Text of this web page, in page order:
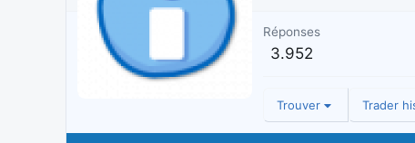
Réponses
3.952
Trouver Trader